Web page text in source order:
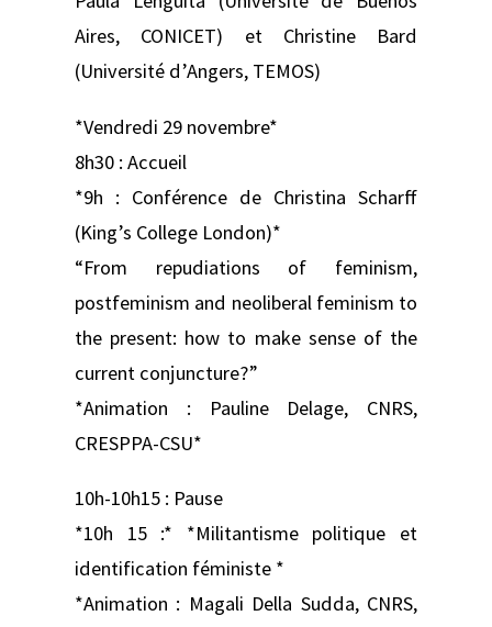
Aires, CONICET) et Christine Bard
(Université d’Angers, TEMOS)
*Vendredi 29 novembre*
8h30 : Accueil
*9h : Conférence de Christina Scharff
(King’s College London)*
“From repudiations of feminism,
postfeminism and neoliberal feminism to
the present: how to make sense of the
current conjuncture?”
*Animation : Pauline Delage, CNRS,
CRESPPA-CSU*
10h-10h15 : Pause
*10h 15 :* *Militantisme politique et
identification féministe *
*Animation : Magali Della Sudda, CNRS,